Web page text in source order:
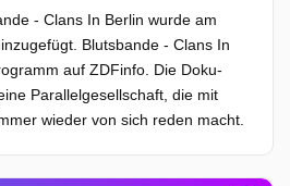
- Clans In Berlin wurde am
Blutsbande - Clans In
auf ZDFinfo. Die Doku-
Parallelgesellschaft, die mit
wieder von sich reden macht.